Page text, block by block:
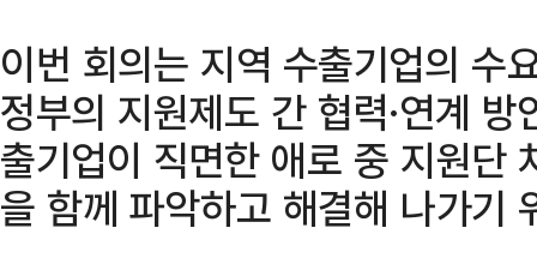
이번 회의는 지역 수출기업의 수
정부의 지원제도 간 협력·연계
출기업이 직면한 애로 중 지원단
을 함께 파악하고 해결해 나가기